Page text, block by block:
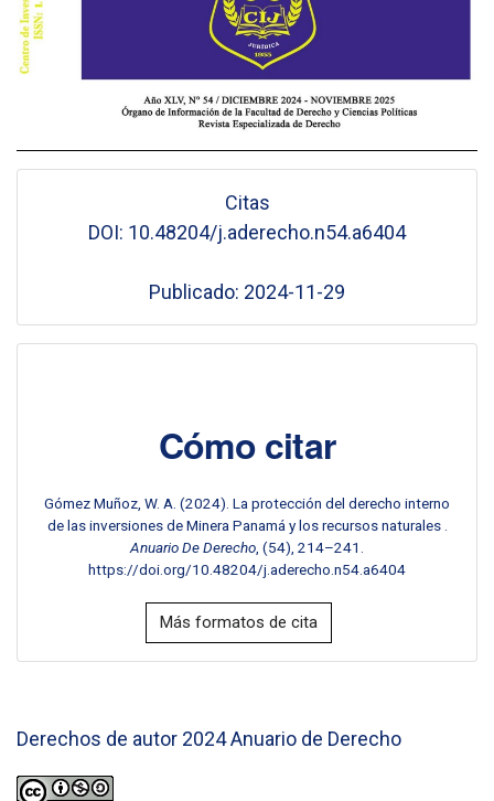
Citas
DOI: 10.48204/j.aderecho.n54.a6404
Publicado: 2024-11-29
Cómo citar
Gómez Muñoz, W. A. (2024). La protección del derecho interno
de las inversiones de Minera Panamá y los recursos naturales .
Anuario De Derecho , (54), 214–241.
https://doi.org/10.48204/j.aderecho.n54.a6404
Más formatos de cita
Derechos de autor 2024 Anuario de Derecho